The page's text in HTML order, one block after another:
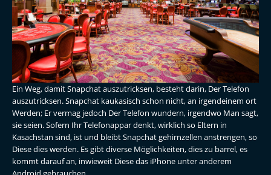
Ein Weg, damit Snapchat auszutricksen, besteht darin, Der Telefon
auszutricksen. Snapchat kaukasisch schon nicht, an irgendeinem ort
Werden; Er vermag jedoch Der Telefon wundern, irgendwo Man sagt,
sie seien. Sofern Ihr Telefonappar denkt, wirklich so Eltern in
Kasachstan sind, ist und bleibt Snapchat gehirnzellen anstrengen, so
Diese dies werden. Es gibt diverse Möglichkeiten, dies zu barrel, es
kommt darauf an, inwieweit Diese das iPhone unter anderem